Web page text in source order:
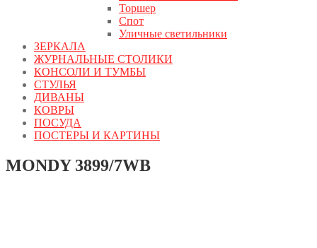
Торшер
Спот
Уличные светильники
ЗЕРКАЛА
ЖУРНАЛЬНЫЕ СТОЛИКИ
КОНСОЛИ И ТУМБЫ
СТУЛЬЯ
ДИВАНЫ
КОВРЫ
ПОСУДА
ПОСТЕРЫ И КАРТИНЫ
MONDY 3899/7WB